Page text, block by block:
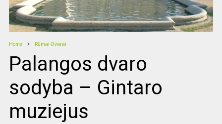
Home Rūmai-Dvarai
Palangos dvaro
sodyba – Gintaro
muziejus